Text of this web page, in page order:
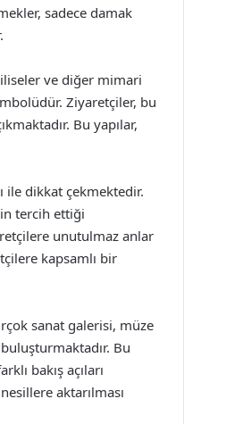
sadece damak
ve diğer mimari
Ziyaretçiler, bu
Bu yapılar,
ile dikkat çekmektedir.
tercih ettiği
unutulmaz anlar
kapsamlı bir
sanat galerisi, müze
Bu
bakış açıları
aktarılması